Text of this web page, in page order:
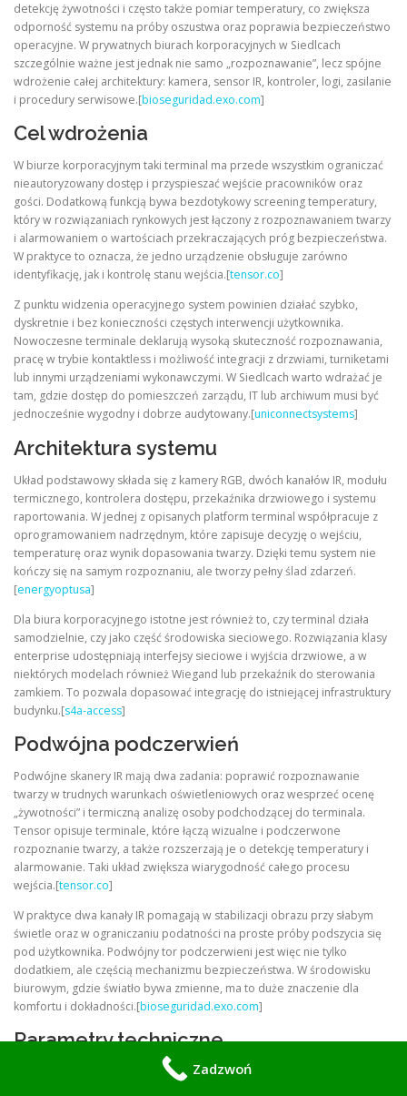
detekcję żywotności i często także pomiar temperatury, co zwiększa
odporność systemu na próby oszustwa oraz poprawia bezpieczeństwo
operacyjne. W prywatnych biurach korporacyjnych w Siedlcach
szczególnie ważne jest jednak nie samo „rozpoznawanie”, lecz spójne
wdrożenie całej architektury: kamera, sensor IR, kontroler, logi, zasilanie
i procedury serwisowe.[bioseguridad.exo.com]
Cel wdrożenia
W biurze korporacyjnym taki terminal ma przede wszystkim ograniczać
nieautoryzowany dostęp i przyspieszać wejście pracowników oraz
gości. Dodatkową funkcją bywa bezdotykowy screening temperatury,
który w rozwiązaniach rynkowych jest łączony z rozpoznawaniem twarzy
i alarmowaniem o wartościach przekraczających próg bezpieczeństwa.
W praktyce to oznacza, że jedno urządzenie obsługuje zarówno
identyfikację, jak i kontrolę stanu wejścia.[tensor.co]
Z punktu widzenia operacyjnego system powinien działać szybko,
dyskretnie i bez konieczności częstych interwencji użytkownika.
Nowoczesne terminale deklarują wysoką skuteczność rozpoznawania,
pracę w trybie kontaktless i możliwość integracji z drzwiami, turniketami
lub innymi urządzeniami wykonawczymi. W Siedlcach warto wdrażać je
tam, gdzie dostęp do pomieszczeń zarządu, IT lub archiwum musi być
jednocześnie wygodny i dobrze audytowany.[uniconnectsystems]
Architektura systemu
Układ podstawowy składa się z kamery RGB, dwóch kanałów IR, modułu
termicznego, kontrolera dostępu, przekaźnika drzwiowego i systemu
raportowania. W jednej z opisanych platform terminal współpracuje z
oprogramowaniem nadrzędnym, które zapisuje decyzję o wejściu,
temperaturę oraz wynik dopasowania twarzy. Dzięki temu system nie
kończy się na samym rozpoznaniu, ale tworzy pełny ślad zdarzeń.
[energyoptusa]
Dla biura korporacyjnego istotne jest również to, czy terminal działa
samodzielnie, czy jako część środowiska sieciowego. Rozwiązania klasy
enterprise udostępniają interfejsy sieciowe i wyjścia drzwiowe, a w
niektórych modelach również Wiegand lub przekaźnik do sterowania
zamkiem. To pozwala dopasować integrację do istniejącej infrastruktury
budynku.[s4a-access]
Podwójna podczerwień
Podwójne skanery IR mają dwa zadania: poprawić rozpoznawanie
twarzy w trudnych warunkach oświetleniowych oraz wesprzeć ocenę
„żywotności” i termiczną analizę osoby podchodzącej do terminala.
Tensor opisuje terminale, które łączą wizualne i podczerwone
rozpoznanie twarzy, a także rozszerzają je o detekcję temperatury i
alarmowanie. Taki układ zwiększa wiarygodność całego procesu
wejścia.[tensor.co]
W praktyce dwa kanały IR pomagają w stabilizacji obrazu przy słabym
świetle oraz w ograniczaniu podatności na proste próby podszycia się
pod użytkownika. Podwójny tor podczerwieni jest więc nie tylko
dodatkiem, ale częścią mechanizmu bezpieczeństwa. W środowisku
biurowym, gdzie światło bywa zmienne, ma to duże znaczenie dla
komfortu i dokładności.[bioseguridad.exo.com]
Parametry techniczne
Terminale z segmentu 3D i thermal często wykorzystują kamery 2 MP,
Zadzwoń